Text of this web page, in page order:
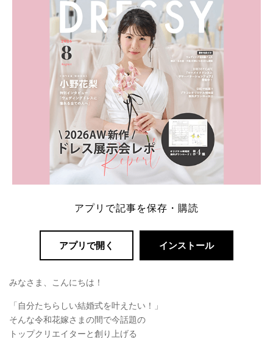
アプリで記事を保存・購読
アプリで開く インストール
みなさま、こんにちは！
「自分たちらしい結婚式を叶えたい！」
そんな令和花嫁さまの間で今話題の
トップクリエイターと創り上げる